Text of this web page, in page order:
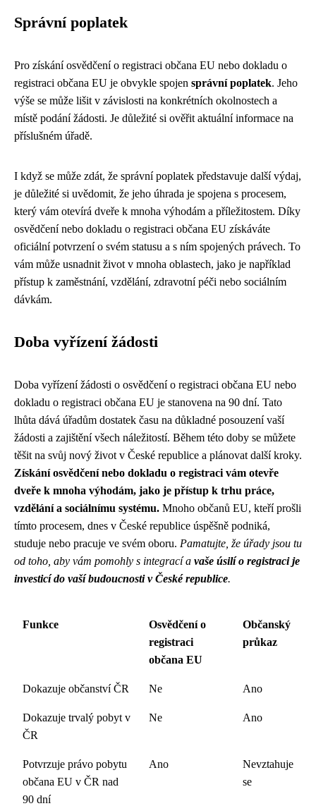
Správní poplatek
Pro získání osvědčení o registraci občana EU nebo dokladu o
registraci občana EU je obvykle spojen správní poplatek. Jeho
výše se může lišit v závislosti na konkrétních okolnostech a
místě podání žádosti. Je důležité si ověřit aktuální informace na
příslušném úřadě.
I když se může zdát, že správní poplatek představuje další výdaj,
je důležité si uvědomit, že jeho úhrada je spojena s procesem,
který vám otevírá dveře k mnoha výhodám a příležitostem. Díky
osvědčení nebo dokladu o registraci občana EU získáváte
oficiální potvrzení o svém statusu a s ním spojených právech. To
vám může usnadnit život v mnoha oblastech, jako je například
přístup k zaměstnání, vzdělání, zdravotní péči nebo sociálním
dávkám.
Doba vyřízení žádosti
Doba vyřízení žádosti o osvědčení o registraci občana EU nebo
dokladu o registraci občana EU je stanovena na 90 dní. Tato
lhůta dává úřadům dostatek času na důkladné posouzení vaší
žádosti a zajištění všech náležitostí. Během této doby se můžete
těšit na svůj nový život v České republice a plánovat další kroky.
Získání osvědčení nebo dokladu o registraci vám otevře
dveře k mnoha výhodám, jako je přístup k trhu práce,
vzdělání a sociálnímu systému. Mnoho občanů EU, kteří prošli
tímto procesem, dnes v České republice úspěšně podniká,
studuje nebo pracuje ve svém oboru. Pamatujte, že úřady jsou tu
od toho, aby vám pomohly s integrací a vaše úsilí o registraci je
investicí do vaší budoucnosti v České republice.
Funkce
Osvědčení o
registraci
občana EU
Občanský
průkaz
Dokazuje občanství ČR Ne Ano
Dokazuje trvalý pobyt v
ČR
Ne Ano
Potvrzuje právo pobytu
občana EU v ČR nad
90 dní
Ano
Nevztahuje
se